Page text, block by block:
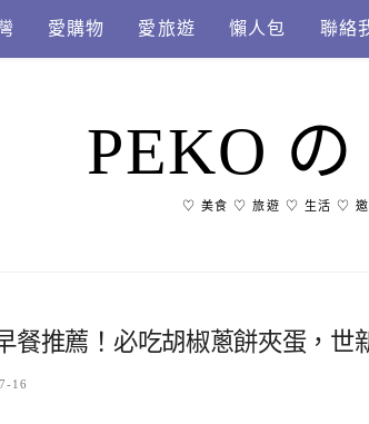
愛購物 愛旅遊 懶人包 聯絡
PEKO
♡ 美食 ♡ 旅遊 ♡ 生活 ♡ 邀
餐推薦！必吃胡椒蔥餅夾蛋，世
16